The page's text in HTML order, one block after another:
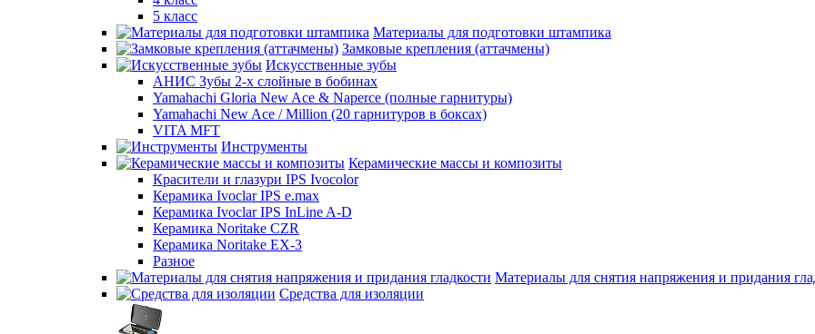
5 класс
Материалы для подготовки штампика
Замковые крепления (аттачмены)
Искусственные зубы
АНИС Зубы 2-х слойные в бобинах
Yamahachi Gloria New Ace & Naperce (полные гарнитуры)
Yamahachi New Ace / Million (20 гарнитуров в боксах)
VITA MFT
Инструменты
Керамические массы и композиты
Красители и глазури IPS Ivocolor
Керамика Ivoclar IPS e.max
Керамика Ivoclar IPS InLine A-D
Керамика Noritake CZR
Керамика Noritake EX-3
Разное
Материалы для снятия напряжения и придания
Средства для изоляции